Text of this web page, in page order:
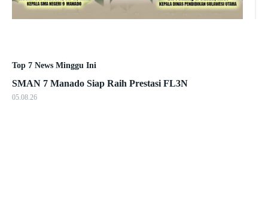
Top 7 News Minggu Ini
SMAN 7 Manado Siap Raih Prestasi FL3N
05.08.26